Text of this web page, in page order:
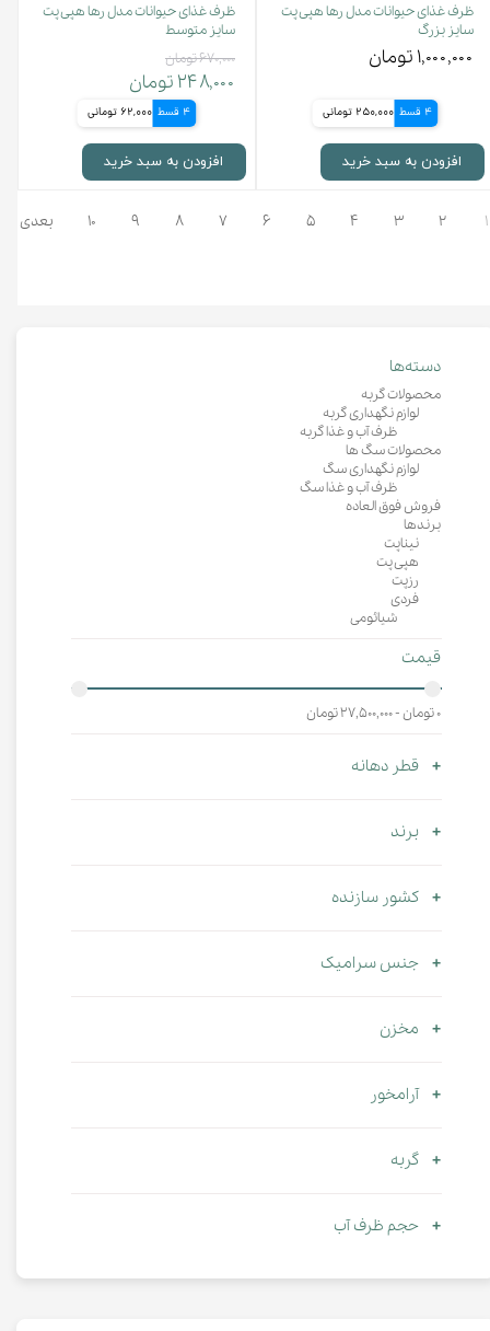
دسته‌ها
محصولات گربه
لوازم نگهداری گربه
ظرف آب و غذا گربه
محصولات سگ ها
لوازم نگهداری سگ
ظرف آب و غذا سگ
فروش فوق العاده
برندها
نیناپت
هپی پت
رزپت
فردی
شیائومی
قیمت
۰ تومان - ۲۷,۵۰۰,۰۰۰ تومان
قطر دهانه
برند
کشور سازنده
جنس سرامیک
مخزن
آرامخور
گربه
حجم ظرف آب
ظرف غذای حیوانات مدل رها هپی پت
سایز بزرگ
۱,۰۰۰,۰۰۰ تومان
4 قسط 250,000 تومانی
افزودن به سبد خرید
ظرف غذای حیوانات مدل رها هپی پت
سایز متوسط
۶۷۰,۰۰۰ تومان
۲۴۸,۰۰۰ تومان
4 قسط 62,000 تومانی
افزودن به سبد خرید
۱ ۲ ۳ ۴ ۵ ۶ ۷ ۸ ۹ ۱۰ بعدی